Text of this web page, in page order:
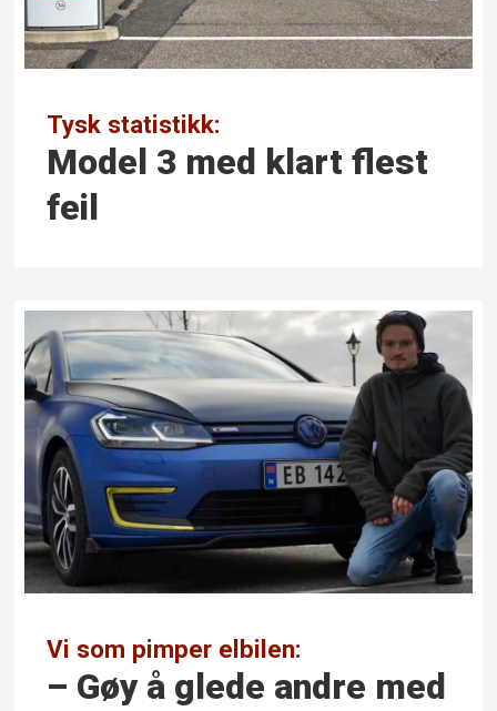
Tysk statistikk:
Model 3 med klart flest
feil
Vi som pimper elbilen:
– Gøy å glede andre med